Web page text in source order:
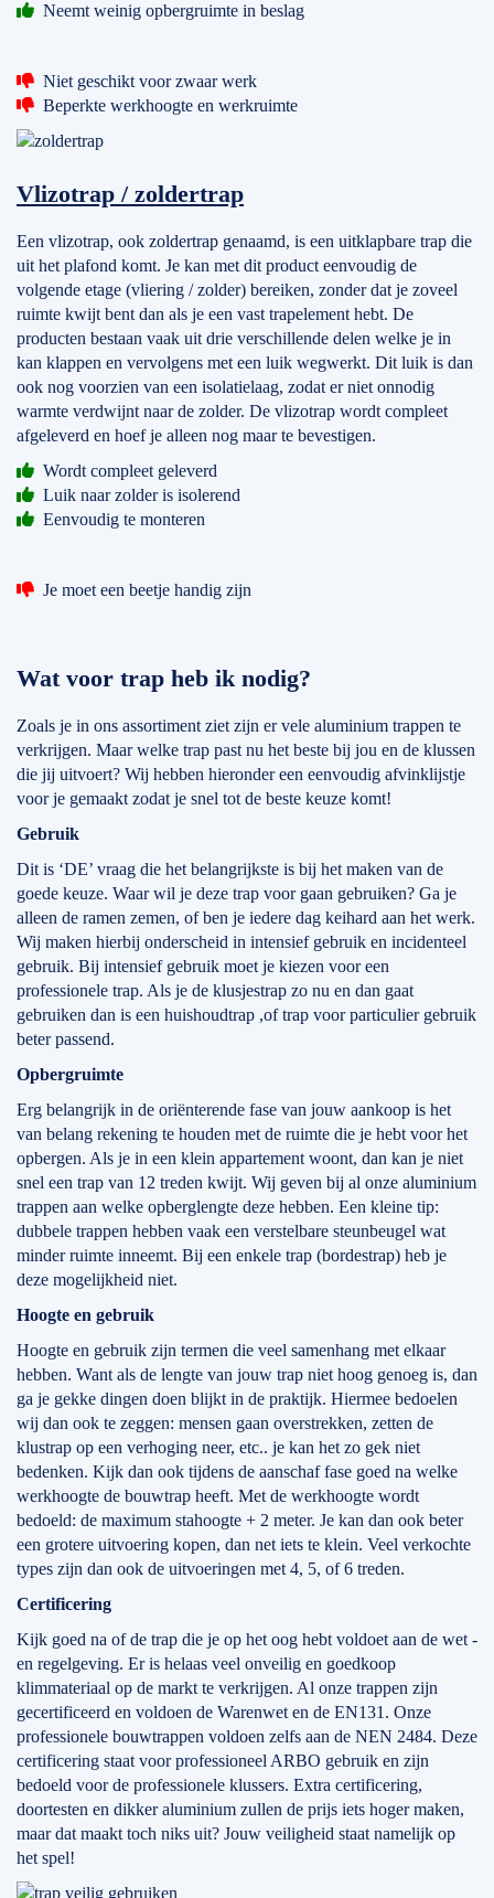
Neemt weinig opbergruimte in beslag
Niet geschikt voor zwaar werk
Beperkte werkhoogte en werkruimte
Vlizotrap / zoldertrap
Een vlizotrap, ook zoldertrap genaamd, is een uitklapbare trap die
uit het plafond komt. Je kan met dit product eenvoudig de
volgende etage (vliering / zolder) bereiken, zonder dat je zoveel
ruimte kwijt bent dan als je een vast trapelement hebt. De
producten bestaan vaak uit drie verschillende delen welke je in
kan klappen en vervolgens met een luik wegwerkt. Dit luik is dan
ook nog voorzien van een isolatielaag, zodat er niet onnodig
warmte verdwijnt naar de zolder. De vlizotrap wordt compleet
afgeleverd en hoef je alleen nog maar te bevestigen.
Wordt compleet geleverd
Luik naar zolder is isolerend
Eenvoudig te monteren
Je moet een beetje handig zijn
Wat voor trap heb ik nodig?
Zoals je in ons assortiment ziet zijn er vele aluminium trappen te
verkrijgen. Maar welke trap past nu het beste bij jou en de klussen
die jij uitvoert? Wij hebben hieronder een eenvoudig afvinklijstje
voor je gemaakt zodat je snel tot de beste keuze komt!
Gebruik
Dit is ‘DE’ vraag die het belangrijkste is bij het maken van de
goede keuze. Waar wil je deze trap voor gaan gebruiken? Ga je
alleen de ramen zemen, of ben je iedere dag keihard aan het werk.
Wij maken hierbij onderscheid in intensief gebruik en incidenteel
gebruik. Bij intensief gebruik moet je kiezen voor een
professionele trap. Als je de klusjestrap zo nu en dan gaat
gebruiken dan is een huishoudtrap ,of trap voor particulier gebruik
beter passend.
Opbergruimte
Erg belangrijk in de oriënterende fase van jouw aankoop is het
van belang rekening te houden met de ruimte die je hebt voor het
opbergen. Als je in een klein appartement woont, dan kan je niet
snel een trap van 12 treden kwijt. Wij geven bij al onze aluminium
trappen aan welke opberglengte deze hebben. Een kleine tip:
dubbele trappen hebben vaak een verstelbare steunbeugel wat
minder ruimte inneemt. Bij een enkele trap (bordestrap) heb je
deze mogelijkheid niet.
Hoogte en gebruik
Hoogte en gebruik zijn termen die veel samenhang met elkaar
hebben. Want als de lengte van jouw trap niet hoog genoeg is, dan
ga je gekke dingen doen blijkt in de praktijk. Hiermee bedoelen
wij dan ook te zeggen: mensen gaan overstrekken, zetten de
klustrap op een verhoging neer, etc.. je kan het zo gek niet
bedenken. Kijk dan ook tijdens de aanschaf fase goed na welke
werkhoogte de bouwtrap heeft. Met de werkhoogte wordt
bedoeld: de maximum stahoogte + 2 meter. Je kan dan ook beter
een grotere uitvoering kopen, dan net iets te klein. Veel verkochte
types zijn dan ook de uitvoeringen met 4, 5, of 6 treden.
Certificering
Kijk goed na of de trap die je op het oog hebt voldoet aan de wet -
en regelgeving. Er is helaas veel onveilig en goedkoop
klimmateriaal op de markt te verkrijgen. Al onze trappen zijn
gecertificeerd en voldoen de Warenwet en de EN131. Onze
professionele bouwtrappen voldoen zelfs aan de NEN 2484. Deze
certificering staat voor professioneel ARBO gebruik en zijn
bedoeld voor de professionele klussers. Extra certificering,
doortesten en dikker aluminium zullen de prijs iets hoger maken,
maar dat maakt toch niks uit? Jouw veiligheid staat namelijk op
het spel!